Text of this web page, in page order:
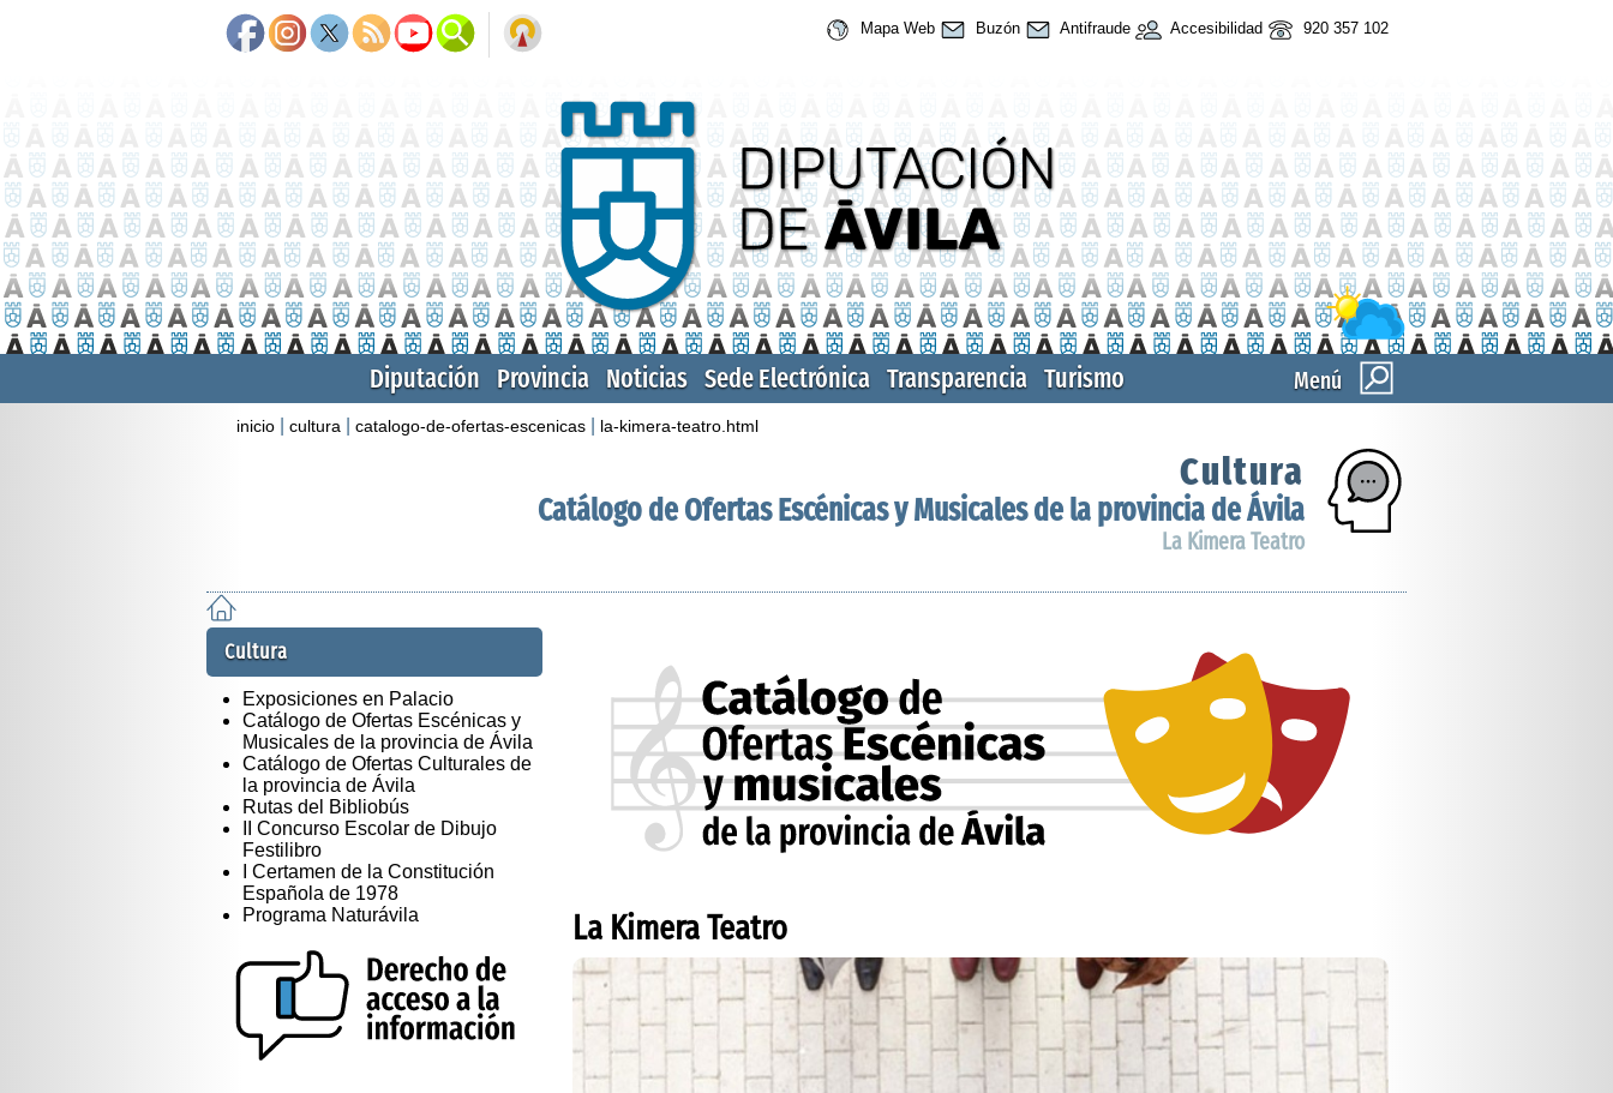
Mapa Web Buzón Antifraude Accesibilidad 920 357 102
Menú
Diputación Provincia Noticias Sede Electrónica Transparencia Turismo
inicio cultura catalogo-de-ofertas-escenicas la-kimera-teatro.html
Cultura
Catálogo de Ofertas Escénicas y Musicales de la provincia de Ávila
La Kimera Teatro
Cultura
Exposiciones en Palacio
Catálogo de Ofertas Escénicas y
Musicales de la provincia de Ávila
Catálogo de Ofertas Culturales de
la provincia de Ávila
Rutas del Bibliobús
II Concurso Escolar de Dibujo
Festilibro
I Certamen de la Constitución
Española de 1978
Programa Naturávila
La Kimera Teatro